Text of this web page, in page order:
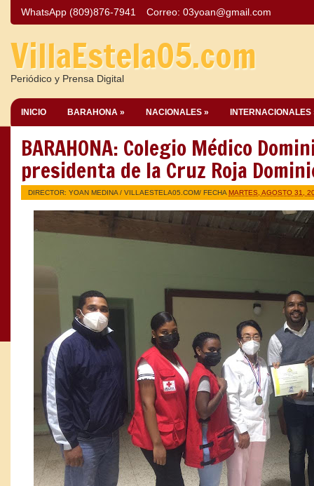
WhatsApp (809)876-7941 Correo: 03yoan@gmail.com
VillaEstela05.com
Periódico y Prensa Digital
INICIO BARAHONA » NACIONALES » INTERNACIONALES
BARAHONA: Colegio Médico
presidenta de la Cruz Roja
DIRECTOR: YOAN MEDINA / VILLAESTELA05.COM/ FECHA MARTES, AGOSTO 31,